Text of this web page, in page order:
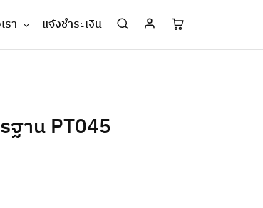
รา แจ้งชำระเงิน
ฐาน PT045